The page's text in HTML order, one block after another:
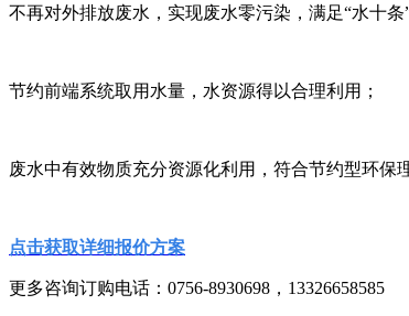
不再对外排放废水，实现废水零污染，满足“水十
节约前端系统取用水量，水资源得以合理利用；
废水中有效物质充分资源化利用，符合节约型环保
点击获取详细报价方案
更多咨询订购电话：0756-8930698，13326658585